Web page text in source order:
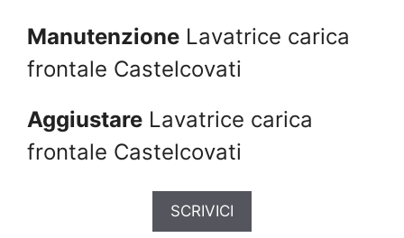
Manutenzione Lavatrice carica
frontale Castelcovati
Aggiustare Lavatrice carica
frontale Castelcovati
SCRIVICI